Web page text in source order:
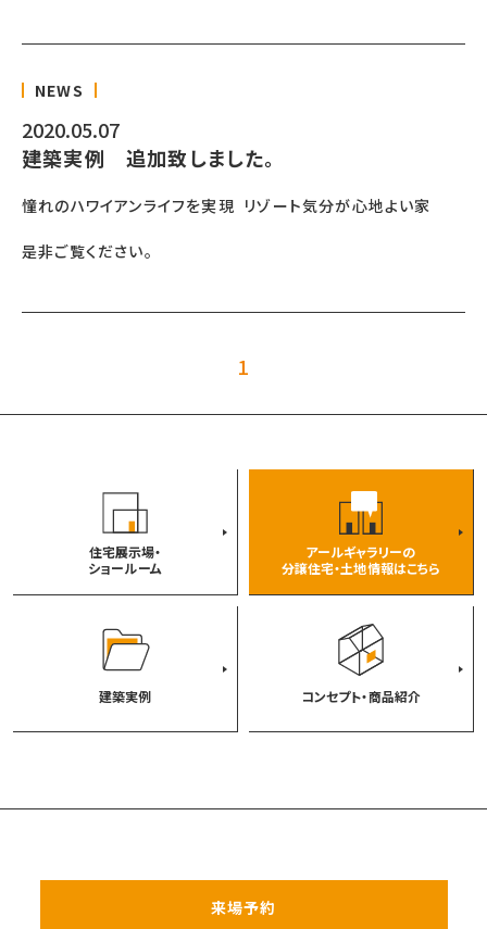
NEWS
2020.05.07
建築実例 追加致しました。
憧れのハワイアンライフを実現 リゾート気分が心地よい家
是非ご覧ください。
1
住宅展示場・
ショールーム
アールギャラリーの
分譲住宅・土地情報はこちら
建築実例 コンセプト・商品紹介
来場予約